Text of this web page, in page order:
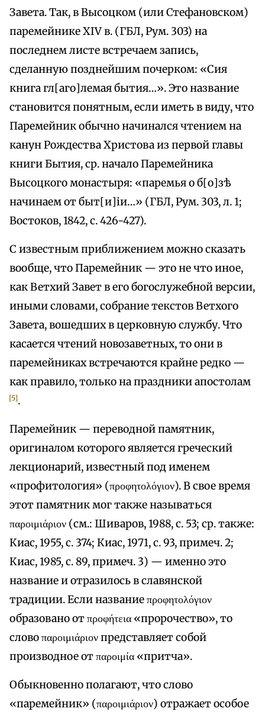
Завета. Так, в Высоцком (или Стефановском)
паремейнике XIV в. (ГБЛ, Рум. 303) на
последнем листе встречаем запись,
сделанную позднейшим почерком: «Сия
книга гл[аго]лемая бытия…». Это название
становится понятным, если иметь в виду, что
Паремейник обычно начинался чтением на
канун Рождества Христова из первой главы
книги Бытия, ср. начало Паремейника
Высоцкого монастыря: «паремья о б[о]зѣ
начинаем от быт[и]iи…» (ГБЛ, Рум. 303, л. 1;
Востоков, 1842, с. 426-427).
С известным приближением можно сказать
вообще, что Паремейник — это не что иное,
как Ветхий Завет в его богослужебной версии,
иными словами, собрание текстов Ветхого
Завета, вошедших в церковную службу. Что
касается чтений новозаветных, то они в
паремейниках встречаются крайне редко —
как правило, только на праздники апостолам
[5].
Паремейник — переводной памятник,
оригиналом которого является греческий
лекционарий, известный под именем
«профитология» (προφητολόγιον). В свое время
этот памятник мог также называться
παροιμιάριον (см.: Шиваров, 1988, с. 53; ср. также:
Киас, 1955, с. 374; Киас, 1971, с. 93, примеч. 2;
Киас, 1985, с. 89, примеч. 3) — именно это
название и отразилось в славянской
традиции. Если название προφητολόγιον
образовано от προφήτεια «пророчество», то
слово παροιμιάριον представляет собой
производное от παροιμία «притча».
Обыкновенно полагают, что слово
«паремейник» (παροιμιάριον) отражает особое